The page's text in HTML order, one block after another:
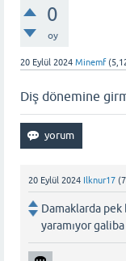
0
oy
20 Eylül 2024 Minemf (
Diş dönemine
20 Eylül 2024 Ilknur17 (
Damaklarda
yaramıyor galiba